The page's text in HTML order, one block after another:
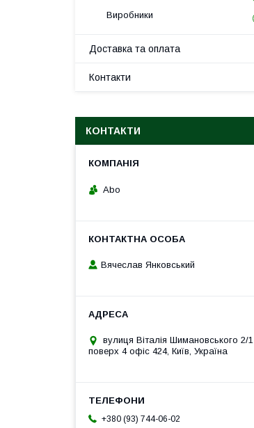
Виробники
Доставка та оплата
Контакти
КОНТАКТИ
Abo
Вячеслав Янковський
вулиця Віталія Шимановського 2/1
поверх 4 офіс 424, Київ, Україна
+380 (93) 744-06-02